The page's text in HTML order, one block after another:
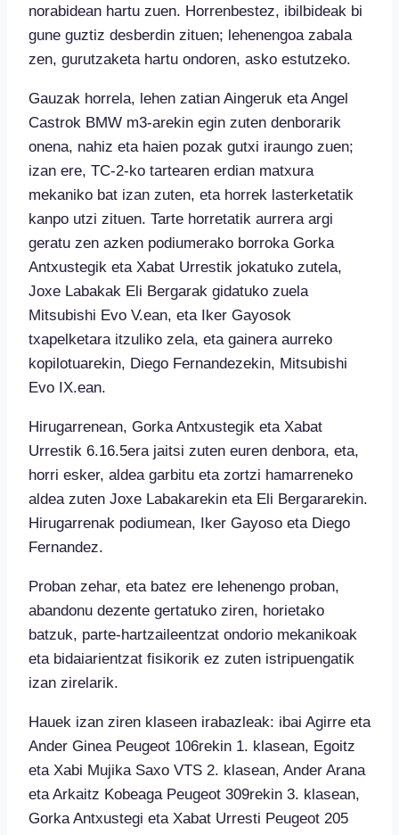
norabidean hartu zuen. Horrenbestez, ibilbideak bi
gune guztiz desberdin zituen; lehenengoa zabala
zen, gurutzaketa hartu ondoren, asko estutzeko.
Gauzak horrela, lehen zatian Aingeruk eta Angel
Castrok BMW m3-arekin egin zuten denborarik
onena, nahiz eta haien pozak gutxi iraungo zuen;
izan ere, TC-2-ko tartearen erdian matxura
mekaniko bat izan zuten, eta horrek lasterketatik
kanpo utzi zituen. Tarte horretatik aurrera argi
geratu zen azken podiumerako borroka Gorka
Antxustegik eta Xabat Urrestik jokatuko zutela,
Joxe Labakak Eli Bergarak gidatuko zuela
Mitsubishi Evo V.ean, eta Iker Gayosok
txapelketara itzuliko zela, eta gainera aurreko
kopilotuarekin, Diego Fernandezekin, Mitsubishi
Evo IX.ean.
Hirugarrenean, Gorka Antxustegik eta Xabat
Urrestik 6.16.5era jaitsi zuten euren denbora, eta,
horri esker, aldea garbitu eta zortzi hamarreneko
aldea zuten Joxe Labakarekin eta Eli Bergararekin.
Hirugarrenak podiumean, Iker Gayoso eta Diego
Fernandez.
Proban zehar, eta batez ere lehenengo proban,
abandonu dezente gertatuko ziren, horietako
batzuk, parte-hartzaileentzat ondorio mekanikoak
eta bidaiarientzat fisikorik ez zuten istripuengatik
izan zirelarik.
Hauek izan ziren klaseen irabazleak: ibai Agirre eta
Ander Ginea Peugeot 106rekin 1. klasean, Egoitz
eta Xabi Mujika Saxo VTS 2. klasean, Ander Arana
eta Arkaitz Kobeaga Peugeot 309rekin 3. klasean,
Gorka Antxustegi eta Xabat Urresti Peugeot 205